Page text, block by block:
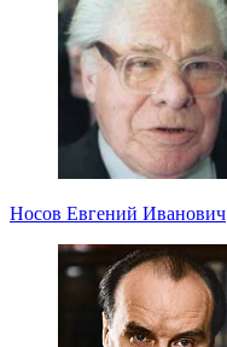
Носов Евгений Иванович